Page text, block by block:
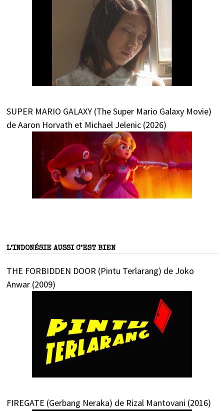
SUPER MARIO GALAXY (The Super Mario Galaxy Movie)
de Aaron Horvath et Michael Jelenic (2026)
L’INDONÉSIE AUSSI C’EST BIEN
THE FORBIDDEN DOOR (Pintu Terlarang) de Joko
Anwar (2009)
FIREGATE (Gerbang Neraka) de Rizal Mantovani (2016)